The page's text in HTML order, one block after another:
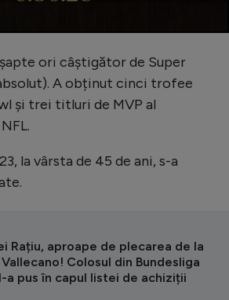
ori câștigător de Super
A obținut cinci trofee
și trei titluri de MVP al
la vârsta de 45 de ani, s-a
Rațiu, aproape de plecarea de la
Vallecano! Colosul din Bundesliga
a pus în capul listei de achiziții